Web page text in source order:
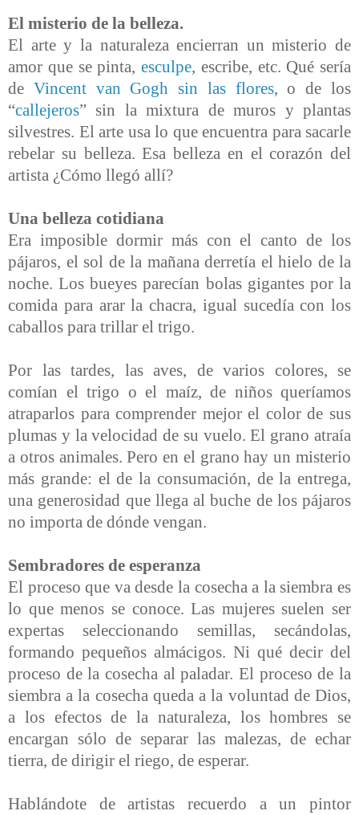
El misterio de la belleza.
El arte y la naturaleza encierran un misterio de
amor que se pinta, esculpe, escribe, etc. Qué sería
de Vincent van Gogh sin las flores, o de los
“callejeros” sin la mixtura de muros y plantas
silvestres. El arte usa lo que encuentra para sacarle
rebelar su belleza. Esa belleza en el corazón del
artista ¿Cómo llegó allí?
Una belleza cotidiana
Era imposible dormir más con el canto de los
pájaros, el sol de la mañana derretía el hielo de la
noche. Los bueyes parecían bolas gigantes por la
comida para arar la chacra, igual sucedía con los
caballos para trillar el trigo.
Por las tardes, las aves, de varios colores, se
comían el trigo o el maíz, de niños queríamos
atraparlos para comprender mejor el color de sus
plumas y la velocidad de su vuelo. El grano atraía
a otros animales.Pero en el grano hay un misterio
más grande: el de la consumación, de la entrega,
una generosidad que llega al buche de los pájaros
no importa de dónde vengan.
Sembradores de esperanza
El proceso que va desde la cosecha a la siembra es
lo que menos se conoce. Las mujeres suelen ser
expertas seleccionando semillas, secándolas,
formando pequeños almácigos. Ni qué decir del
proceso de la cosecha al paladar. El proceso de la
siembra a la cosecha queda a la voluntad de Dios,
a los efectos de la naturaleza, los hombres se
encargan sólo de separar las malezas, de echar
tierra, de dirigir el riego, de esperar.
Hablándote de artistas recuerdo a un pintor